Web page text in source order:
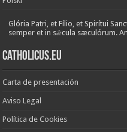
Glória Patri, et Fílio, et Spirítui
semper et in sǽcula sæculórum.
Catholicus.eu
Carta de presentación
Aviso Legal
Política de Cookies